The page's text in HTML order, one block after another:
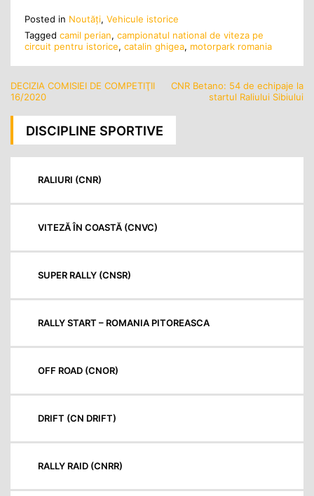
Posted in Noutăţi, Vehicule istorice
Tagged camil perian, campionatul national de viteza pe
circuit pentru istorice, catalin ghigea, motorpark romania
Navigare
articole
DECIZIA COMISIEI DE COMPETIŢII
16/2020
CNR Betano: 54 de echipaje la
startul Raliului Sibiului
DISCIPLINE SPORTIVE
RALIURI (CNR)
VITEZĂ ÎN COASTĂ (CNVC)
SUPER RALLY (CNSR)
RALLY START – ROMANIA PITOREASCA
OFF ROAD (CNOR)
DRIFT (CN DRIFT)
RALLY RAID (CNRR)